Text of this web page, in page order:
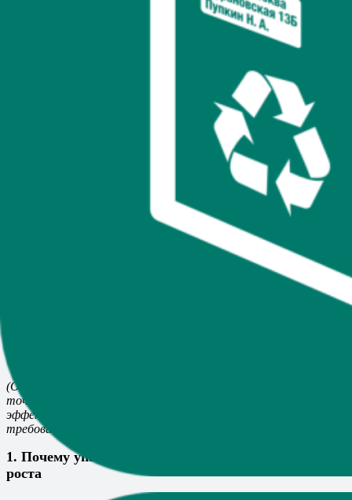
поговорим об экономии и экологии, а также разберём на
практике, как именно выбрать и реализовать идеальную
упаковку для вашего бизнеса. И, разумеется, всё это — в
Почему упаковка стала стратегической точкой роста
Экологичные упаковочные материалы: тренд или
Секреты экономии: как выбрать упаковку без потерь в
Креативный подход к дизайну: упаковка как часть
«Умные» технологии: инновационные упаковочные
Психология покупки: как упаковка влияет на решение
(Обратите внимание, что мы неоднократно используем
точную ключевую фразу «упаковочные материалы» для
эффективной SEO-оптимизации, соответствуя всем
требованиям поисковых систем.)
1. Почему упаковка стала стратегической точкой
роста